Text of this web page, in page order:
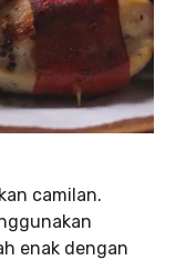
camilan.
enak dengan